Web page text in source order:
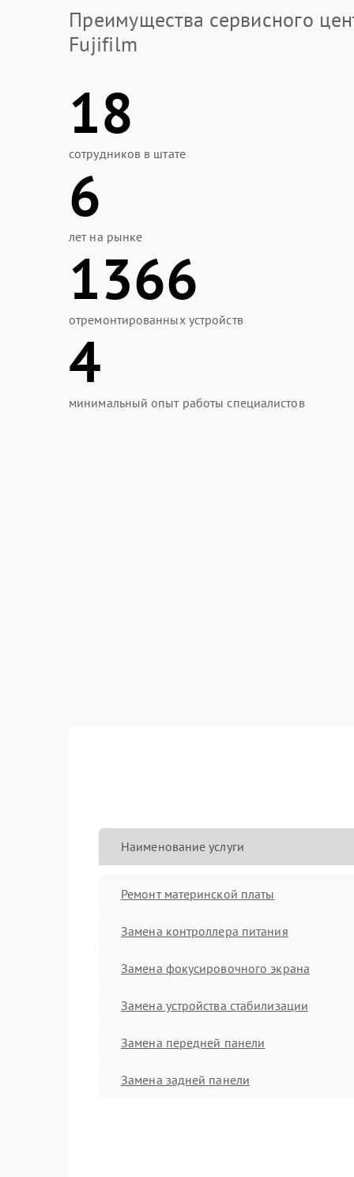
Преимущества сервисного
Fujifilm
18
сотрудников в штате
6
лет на рынке
1366
отремонтированных устройств
4
минимальный опыт работы специалистов
Наименование услуги
Ремонт материнской платы
Замена контроллера питания
Замена фокусировочного экрана
Замена устройства стабилизации
Замена передней панели
Замена задней панели